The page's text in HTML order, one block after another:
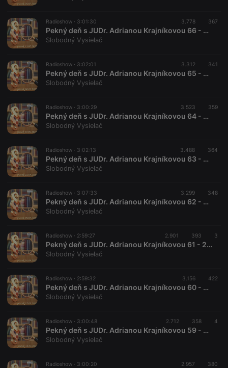
Radioshow · 3:01:30 3.778 367
Pekný deň s JUDr. Adrianou Krajníkovou 66 - 2022-05-13
Slobodný Vysielač
Radioshow · 3:02:01 3.312 341
Pekný deň s JUDr. Adrianou Krajníkovou 65 - 2022-05-06
Slobodný Vysielač
Radioshow · 3:00:29 3.523 359
Pekný deň s JUDr. Adrianou Krajníkovou 64 - 2022-04-29
Slobodný Vysielač
Radioshow · 3:02:13 3.488 364
Pekný deň s JUDr. Adrianou Krajníkovou 63 - 2022-04-22
Slobodný Vysielač
Radioshow · 3:07:33 3.299 348
Pekný deň s JUDr. Adrianou Krajníkovou 62 - 2022-04-08
Slobodný Vysielač
Radioshow · 2:59:27 2.901 393 3
Pekný deň s JUDr. Adrianou Krajníkovou 61 - 2022-04-01
Slobodný Vysielač
Radioshow · 2:59:32 3.156 422
Pekný deň s JUDr. Adrianou Krajníkovou 60 - 2022-03-25
Slobodný Vysielač
Radioshow · 3:00:48 2.712 358 4
Pekný deň s JUDr. Adrianou Krajníkovou 59 - 2022-03-18
Slobodný Vysielač
Radioshow · 3:00:20 2.957 380